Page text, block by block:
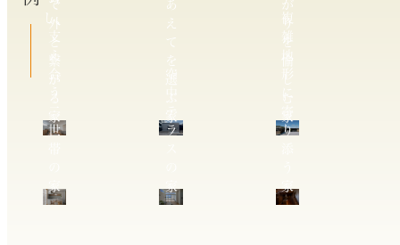
で
外
と
繋
が
る
あ
え
て
を
選
が
り
を
愉
し
し、
支
え
合
う
世
家
空
ラ
家
複
雑
地
形
り
家